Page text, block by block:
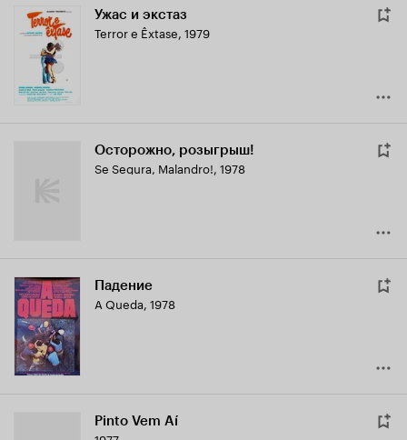
Ужас и экстаз
Terror e Êxtase, 1979
Осторожно, розыгрыш!
Se Segura, Malandro!, 1978
Падение
A Queda, 1978
Pinto Vem Aí